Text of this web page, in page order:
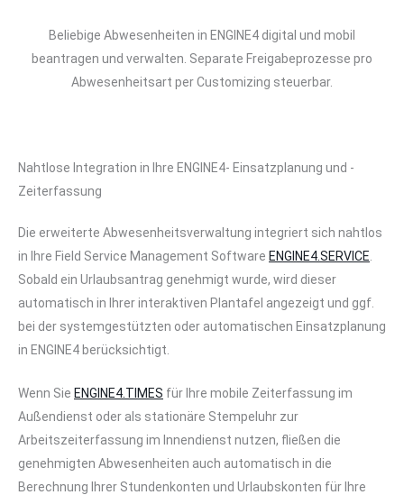
Beliebige Abwesenheiten in ENGINE4 digital und mobil
beantragen und verwalten. Separate Freigabeprozesse pro
Abwesenheitsart per Customizing steuerbar.
Nahtlose Integration in Ihre ENGINE4- Einsatzplanung und -
Zeiterfassung
Die erweiterte Abwesenheitsverwaltung integriert sich nahtlos
in Ihre Field Service Management Software ENGINE4.SERVICE
Sobald ein Urlaubsantrag genehmigt wurde, wird dieser
automatisch in Ihrer interaktiven Plantafel angezeigt und ggf.
bei der systemgestützten oder automatischen Einsatzplanung
in ENGINE4 berücksichtigt.
Wenn Sie ENGINE4.TIMES für Ihre mobile Zeiterfassung im
Außendienst oder als stationäre Stempeluhr zur
Arbeitszeiterfassung im Innendienst nutzen, fließen die
genehmigten Abwesenheiten auch automatisch in die
Berechnung Ihrer Stundenkonten und Urlaubskonten für Ihre